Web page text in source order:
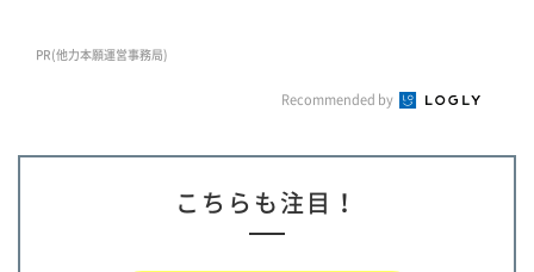
PR(他力本願運営事務局)
Recommended by
こちらも注目！